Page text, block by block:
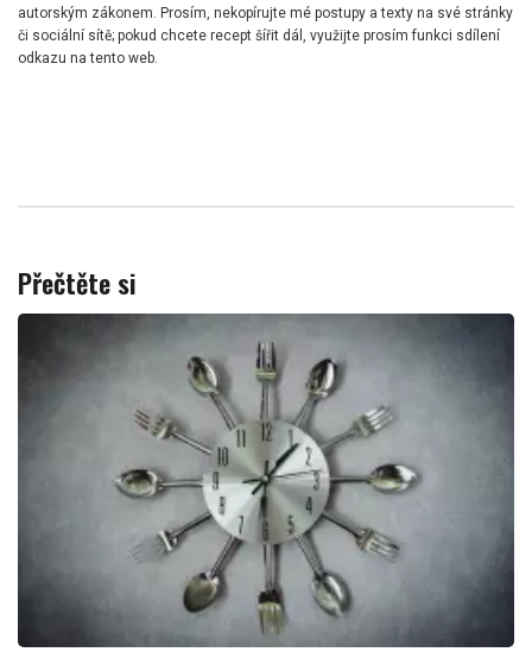
autorským zákonem. Prosím, nekopírujte mé postupy a texty na své stránky
či sociální sítě; pokud chcete recept šířit dál, využijte prosím funkci sdílení
odkazu na tento web.
Přečtěte si